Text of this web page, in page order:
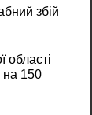
збій
області
на 150